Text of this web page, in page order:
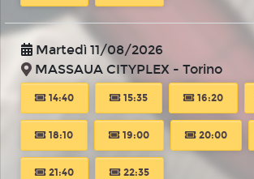
Martedì 11/08/2026
MASSAUA CITYPLEX - Torino
14:40 15:35 16:20
18:10 19:00 20:00
21:40 22:35